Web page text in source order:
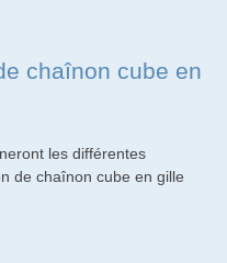
chaînon cube en
les différentes
de chaînon cube en gille